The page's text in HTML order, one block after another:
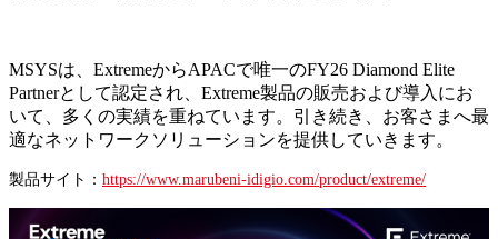
MSYSは、 ExtremeからAPACで唯一のFY26 Diamond Elite
Partnerとして認定され、 Extreme製品の販売および導入にお
いて、多くの実績を重ねています。引き続き、お客さまへ最
適なネットワークソリューションを提供していきます。
製品サイト： https://www.marubeni-idigio.com/product/extreme/